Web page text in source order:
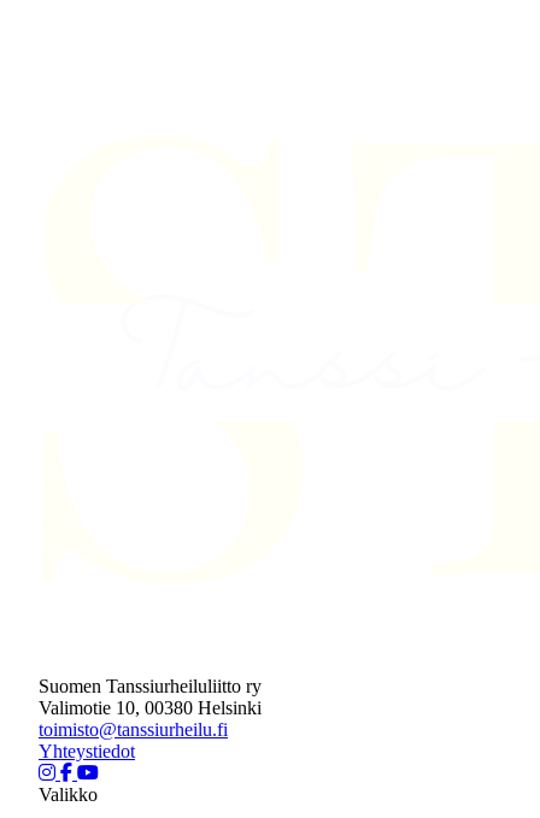
Suomen Tanssiurheiluliitto ry
Valimotie 10, 00380 Helsinki
toimisto@tanssiurheilu.fi
Yhteystiedot
Valikko